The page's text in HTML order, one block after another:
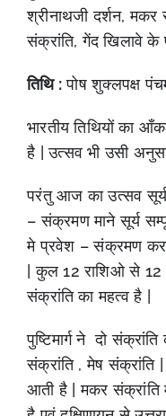
श्रीनाथजी दर्शन, मकर
संक्रांति, गेंद खिलावे के
तिथि :पोष शुक्लपक्ष
भारतीय तिथियों का
है | उत्सव भी उसी
परंतु आज का उत्सव
– संक्रमण माने सूर्य
मे प्रवेश – संक्रमण
| कुल 12 राशिओ से 12
संक्रांति का महत्व है |
पुष्टिमार्ग ने दो
संक्रांति , मेष
आती है | मकर संक्रांति